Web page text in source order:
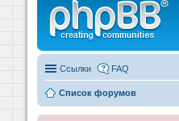
Ссылки FAQ
Список форумов